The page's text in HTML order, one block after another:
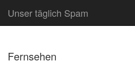
Unser täglich Spam
Fernsehen